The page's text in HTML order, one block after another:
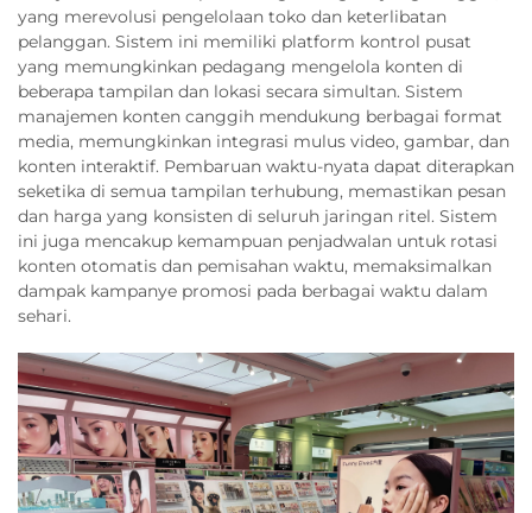
yang merevolusi pengelolaan toko dan keterlibatan
pelanggan. Sistem ini memiliki platform kontrol pusat
yang memungkinkan pedagang mengelola konten di
beberapa tampilan dan lokasi secara simultan. Sistem
manajemen konten canggih mendukung berbagai format
media, memungkinkan integrasi mulus video, gambar, dan
konten interaktif. Pembaruan waktu-nyata dapat diterapkan
seketika di semua tampilan terhubung, memastikan pesan
dan harga yang konsisten di seluruh jaringan ritel. Sistem
ini juga mencakup kemampuan penjadwalan untuk rotasi
konten otomatis dan pemisahan waktu, memaksimalkan
dampak kampanye promosi pada berbagai waktu dalam
sehari.